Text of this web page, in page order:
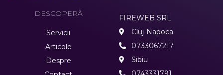
DESCOPERĂ
Servicii
Articole
Despre
FIREWEB SRL
Cluj-Napoca
0733067217
Sibiu